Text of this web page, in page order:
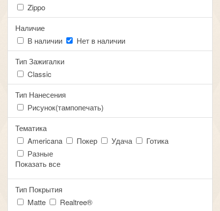
Zippo
Наличие
В наличии
Нет в наличии
Тип Зажигалки
Classic
Тип Нанесения
Рисунок(тампопечать)
Тематика
Americana
Покер Удача
Готика
Разные
Показать все
Тип Покрытия
Matte
Realtree®